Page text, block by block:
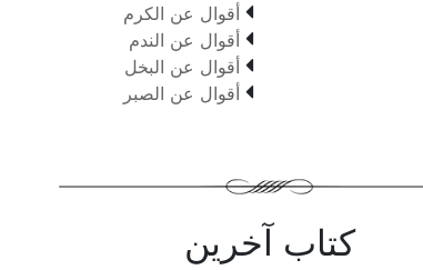
 أقوال عن الكرم
 أقوال عن الندم
 أقوال عن البخل
 أقوال عن الصبر
كتاب آخرين